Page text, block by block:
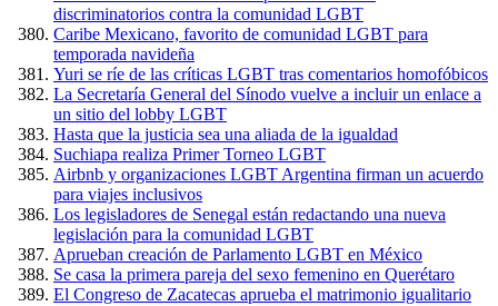
discriminatorios contra la comunidad LGBT
Caribe Mexicano, favorito de comunidad LGBT para
temporada navideña
Yuri se ríe de las críticas LGBT tras comentarios homofóbicos
La Secretaría General del Sínodo vuelve a incluir un enlace a
un sitio del lobby LGBT
Hasta que la justicia sea una aliada de la igualdad
Suchiapa realiza Primer Torneo LGBT
Airbnb y organizaciones LGBT Argentina firman un acuerdo
para viajes inclusivos
Los legisladores de Senegal están redactando una nueva
legislación para la comunidad LGBT
Aprueban creación de Parlamento LGBT en México
Se casa la primera pareja del sexo femenino en Querétaro
El Congreso de Zacatecas aprueba el matrimonio igualitario